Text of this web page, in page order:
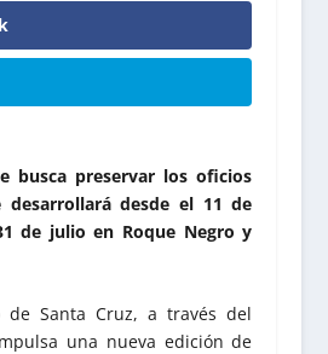
busca preservar los oficios
desarrollará desde el 11 de
de julio en Roque Negro y
de Santa Cruz, a través del
una nueva edición de